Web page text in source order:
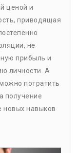
ценой и
приводящая
не
прибыль и
личности. А
потратить
получение
новых навыков